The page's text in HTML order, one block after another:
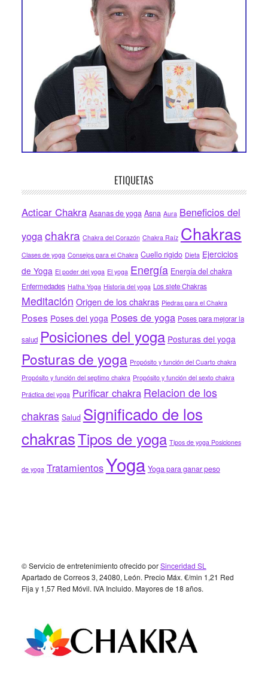
ETIQUETAS
Acticar Chakra Asanas de yoga Asna Aura Beneficios del
yogachakra Chakra del Corazón Chakra Raíz Chakras
Clases de yoga Consejos para el Chakra Cuello rigido Dieta Ejercicios
de Yoga El poder del yoga El yoga Energía Energía del chakra
Enfermedades Hatha Yoga Historia del yoga Los siete Chakras
Meditación Origen de los chakras Piedras para el Chakra
Poses Poses del yoga Poses de yoga Poses para mejorar la
salud Posiciones del yoga Posturas del yoga
Posturas de yoga Propósito y función del Cuarto chakra
Propósito y función del septimo chakra Propósito y función del sexto chakra
Práctica del yoga Purificar chakra Relacion de los
chakras Salud Significado de los
chakrasTipos de yoga Tipos de yoga Posiciones
de yoga TratamientosYoga Yoga para ganar peso
Footer
© Servicio de entretenimiento ofrecido porSinceridad SL
Apartado de Correos 3, 24080, León. Precio Máx. €/min 1,21 Red
Fija y 1,57 Red Móvil. IVA Incluido. Mayores de 18 años.